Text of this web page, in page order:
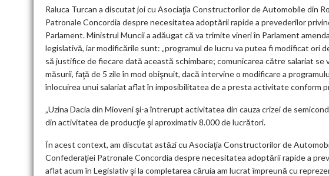
k
p
m
o
o
k
m
ar
ks
Raluca Turcan a discutat joi cu Asociaţia Constructorilor de Automobile din
Patronale Concordia despre necesitatea adoptării rapide a prevederilor
Parlament. Ministrul Muncii a adăugat că va trimite vineri în Parlament
legislativă, iar modificările sunt: „programul de lucru va putea fi modificat ori
să justifice de fiecare dată această schimbare; comunicarea către salariat
măsurii, faţă de 5 zile în mod obişnuit, dacă intervine o modificare a
înlocuirea unui salariat aflat în imposibilitatea de a presta activitate conform
„Uzina Dacia din Mioveni şi-a întrerupt activitatea din cauza crizei de
din activitatea de producţie şi aproximativ 8.000 de lucrători.
În acest context, am discutat astăzi cu Asociaţia Constructorilor de
Confederaţiei Patronale Concordia despre necesitatea adoptării rapide a
aflat acum în Legislativ şi la completarea căruia am lucrat împreună cu